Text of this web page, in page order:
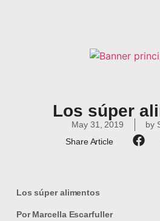
Los súper
May 31, 2019 by
Share Article
Los súper alimentos
Por Marcella Escarfuller